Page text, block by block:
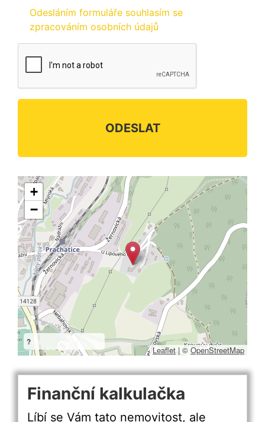
Odesláním formuláře souhlasím se
zpracováním osobních údajů
+
−
?
Leaflet | ©OpenStreetMap
Finanční kalkulačka
Líbí se Vám tato nemovitost, ale